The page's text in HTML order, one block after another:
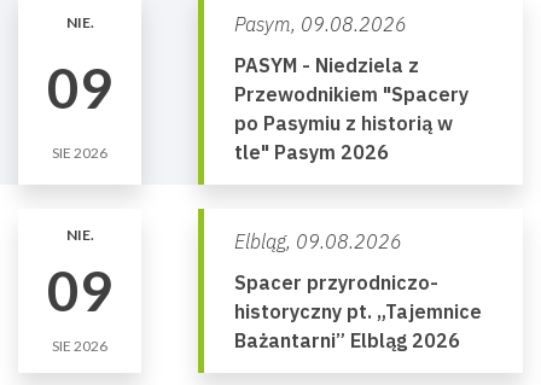
NIE.
09
SIE 2026
Pasym, 09.08.2026
PASYM - Niedziela z
Przewodnikiem "Spacery
po Pasymiu z historią w
tle" Pasym 2026
NIE.
09
SIE 2026
Elbląg, 09.08.2026
Spacer przyrodniczo-
historyczny pt. „Tajemnice
Bażantarni” Elbląg 2026